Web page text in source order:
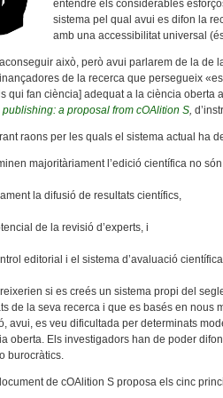
entendre els considerables
sistema pel qual avui es difon la
amb una accessibilitat universal
això, però avui parlarem de la de
de la recerca que persegueix
qui fan ciència] adequat a la ciència oberta
a proposal from cOAlition S,
raons per les quals el sistema actual ha
majoritàriament l’edició científica no
la difusió de resultats científics,
de la revisió d’experts, i
editorial i el sistema d’avaluació
si es creés un sistema propi del
de la seva recerca i que es basés en nous
avui, es veu dificultada per determinats
oberta. Els investigadors han de poder
burocràtics.
de cOAlition S proposa els cinc